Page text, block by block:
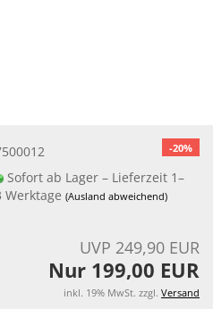
-20%
Sofort ab Lager – Lieferzeit 1–
Werktage(Ausland abweichend)
UVP 249,90 EUR
Nur 199,00 EUR
inkl. 19% MwSt. zzgl. Versand